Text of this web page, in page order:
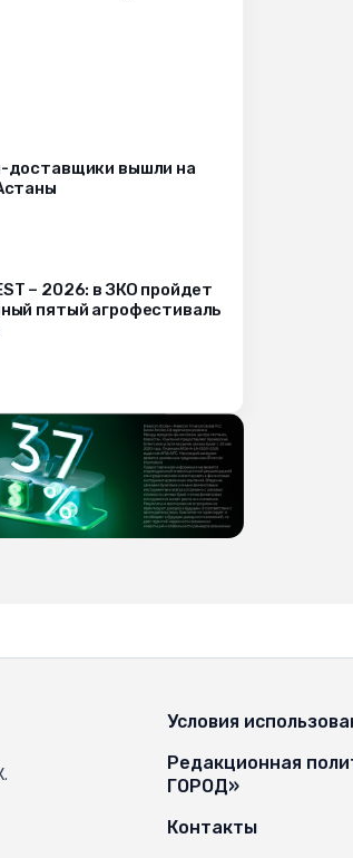
доставщики вышли на
– 2026: в ЗКО пройдет
пятый агрофестиваль
Условия
Редакционная
ГОРОД»
Контакты